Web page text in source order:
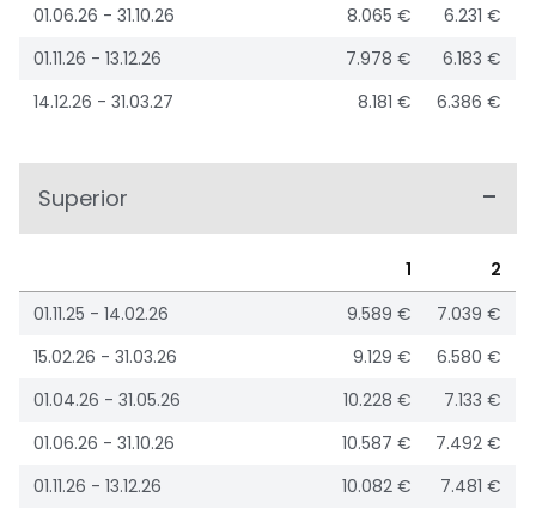
01.06.26 - 31.10.26
8.065 €
6.231 €
01.11.26 - 13.12.26
7.978 €
6.183 €
14.12.26 - 31.03.27
8.181 € 6.386 €
Superior
1
2
01.11.25 - 14.02.26
9.589 €
7.039 €
15.02.26 - 31.03.26
9.129 €
6.580 €
01.04.26 - 31.05.26
10.228 €
7.133 €
01.06.26 - 31.10.26
10.587 €
7.492 €
01.11.26 - 13.12.26
10.082 €
7.481 €